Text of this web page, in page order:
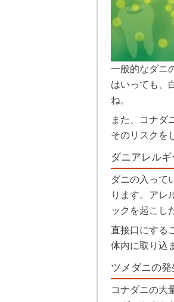
一般的なダニ
はいっても、
ね。
また、コナダ
そのリスクを
ダニアレル
ダニの入って
ります。アレ
ックを起こし
直接口にする
体内に取り込
ツメダニの
コナダニの大